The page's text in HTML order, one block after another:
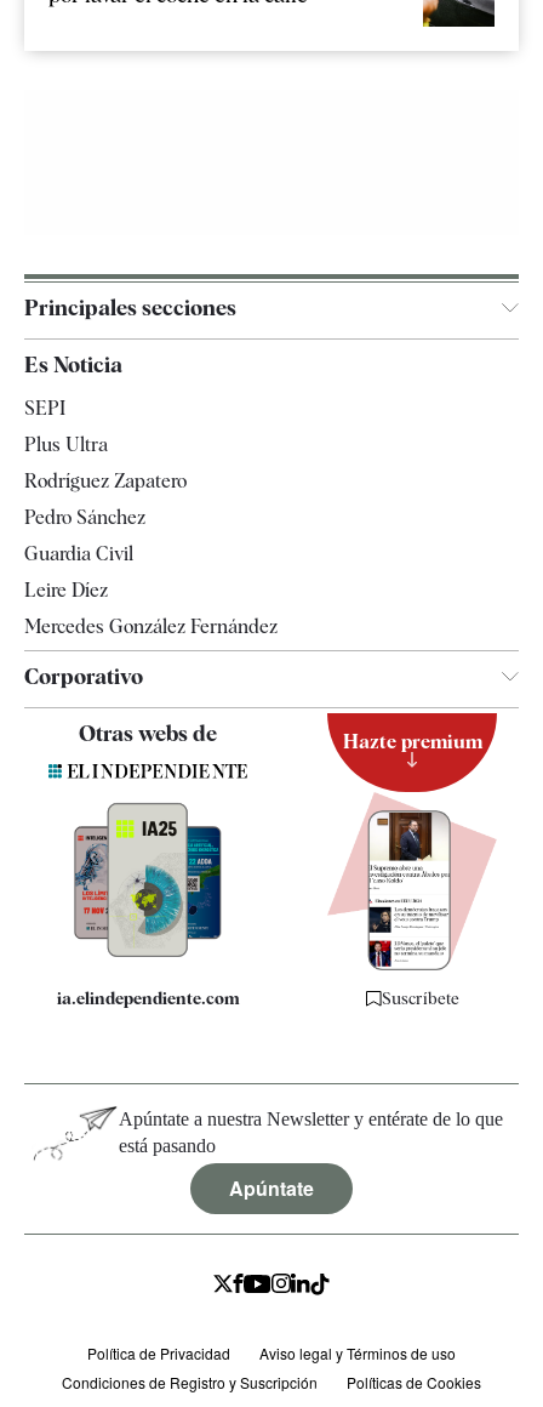
Principales secciones
España
Televisión
Es Noticia
SEPI
Plus Ultra
Rodríguez Zapatero
Pedro Sánchez
Guardia Civil
Leire Díez
Mercedes González Fernández
Corporativo
Contacto
Quiénes somos
Especificaciones
Otras webs de
ia.elindependiente.com
Hazte premium
Suscríbete
Apúntate a nuestra Newsletter y entérate de lo que
está pasando
Apúntate
Política de Privacidad
Aviso legal y Términos de uso
Condiciones de Registro y Suscripción
Políticas de Cookies